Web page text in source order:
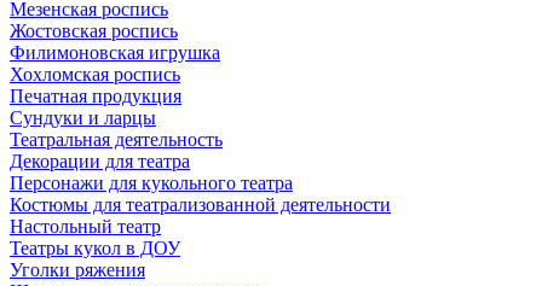
Мезенская роспись
Жостовская роспись
Филимоновская игрушка
Хохломская роспись
Печатная продукция
Сундуки и ларцы
Театральная деятельность
Декорации для театра
Персонажи для кукольного театра
Костюмы для театрализованной деятельности
Настольный театр
Театры кукол в ДОУ
Уголки ряжения